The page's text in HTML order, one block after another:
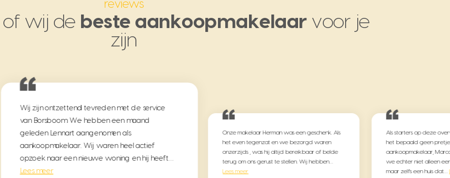
reviews
of wij de beste aankoopmakelaar voor je
zijn
Wij zijn ontzettend tevreden met de service
van Borsboom. We hebben een maand
geleden Lennart aangenomen als
aankoopmakelaar. Wij waren heel actief
opzoek naar een nieuwe woning en hij heeft…
Lees meer
Onze makelaar Herman was een geschenk. Als
het even tegenzat en we bezorgd waren
onzerzijds , was hij altijd bereikbaar of belde
terug om ons gerust te stellen. Wij hebben…
Lees meer
Als starters op deze
het bepaald geen
aankoopmakelaar,
we echter niet alleen
maar zelfs een huis dat…